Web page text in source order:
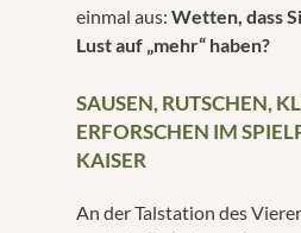
einmal aus: Wetten, dass
Lust auf „mehr“ haben?
SAUSEN, RUTSCHEN,
ERFORSCHEN IM
KAISER
An der Talstation des